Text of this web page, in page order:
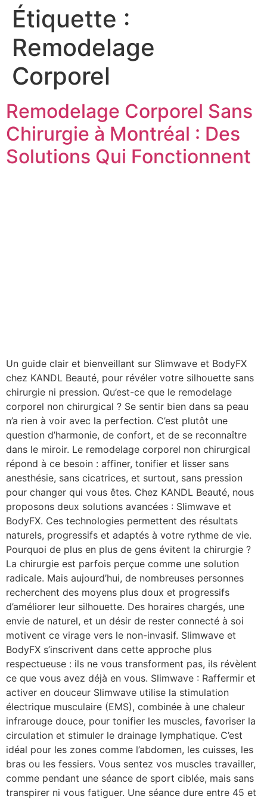
Étiquette :
Remodelage
Corporel
Remodelage Corporel Sans
Chirurgie à Montréal : Des
Solutions Qui Fonctionnent
Un guide clair et bienveillant sur Slimwave et BodyFX
chez KANDL Beauté, pour révéler votre silhouette sans
chirurgie ni pression. Qu’est-ce que le remodelage
corporel non chirurgical ? Se sentir bien dans sa peau
n’a rien à voir avec la perfection. C’est plutôt une
question d’harmonie, de confort, et de se reconnaître
dans le miroir. Le remodelage corporel non chirurgical
répond à ce besoin : affiner, tonifier et lisser sans
anesthésie, sans cicatrices, et surtout, sans pression
pour changer qui vous êtes. Chez KANDL Beauté, nous
proposons deux solutions avancées : Slimwave et
BodyFX. Ces technologies permettent des résultats
naturels, progressifs et adaptés à votre rythme de vie.
Pourquoi de plus en plus de gens évitent la chirurgie ?
La chirurgie est parfois perçue comme une solution
radicale. Mais aujourd’hui, de nombreuses personnes
recherchent des moyens plus doux et progressifs
d’améliorer leur silhouette. Des horaires chargés, une
envie de naturel, et un désir de rester connecté à soi
motivent ce virage vers le non-invasif. Slimwave et
BodyFX s’inscrivent dans cette approche plus
respectueuse : ils ne vous transforment pas, ils révèlent
ce que vous avez déjà en vous. Slimwave : Raffermir et
activer en douceur Slimwave utilise la stimulation
électrique musculaire (EMS), combinée à une chaleur
infrarouge douce, pour tonifier les muscles, favoriser la
circulation et stimuler le drainage lymphatique. C’est
idéal pour les zones comme l’abdomen, les cuisses, les
bras ou les fessiers. Vous sentez vos muscles travailler,
comme pendant une séance de sport ciblée, mais sans
transpirer ni vous fatiguer. Une séance dure entre 45 et